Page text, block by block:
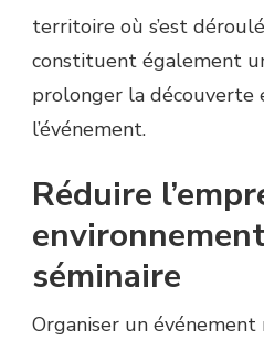
territoire où s’est
constituent également
prolonger la découverte
l’événement.
Réduire
séminaire
Organiser un